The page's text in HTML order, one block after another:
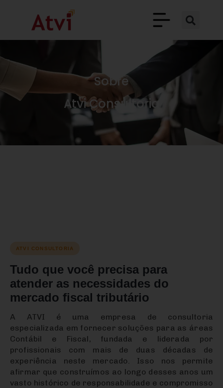
Sobre
Atvi Consultoria
ATVI CONSULTORIA
Tudo que você precisa para
atender as necessidades do
mercado fiscal tributário
A ATVI é uma empresa de consultoria
especializada em fornecer soluções para as áreas
Contábil e Fiscal, fundada e liderada por
profissionais com mais de duas décadas de
experiência neste mercado. Isso nos permite
afirmar que construímos ao longo desses anos um
vasto histórico de responsabilidade e compromisso